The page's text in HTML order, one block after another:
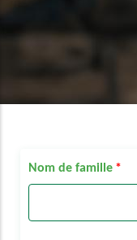
Nom de famille